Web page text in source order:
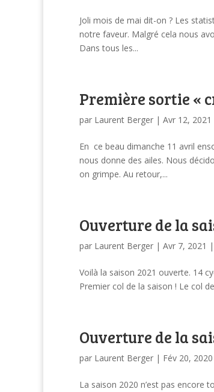
Joli mois de mai dit-on ? Les
notre faveur. Malgré cela nous
Dans tous les...
Première sortie «
par Laurent Berger | Avr 12, 2021
En ce beau dimanche 11 avril
nous donne des ailes. Nous
on grimpe. Au retour,...
Ouverture de la
par Laurent Berger | Avr 7, 2021 |
Voilà la saison 2021 ouverte. 14
Premier col de la saison ! Le col
Ouverture de la
par Laurent Berger | Fév 20, 2020
La saison 2020 n’est pas encore